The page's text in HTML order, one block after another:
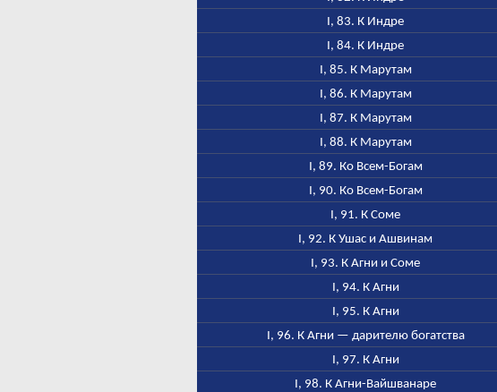
I, 83. К Индре
I, 84. К Индре
I, 85. К Марутам
I, 86. К Марутам
I, 87. К Марутам
I, 88. К Марутам
I, 89. Ко Всем-Богам
I, 90. Ко Всем-Богам
I, 91. К Соме
I, 92. К Ушас и Ашвинам
I, 93. К Агни и Соме
I, 94. К Агни
I, 95. К Агни
I, 96. К Агни — дарителю богатства
I, 97. К Агни
I, 98. К Агни-Вайшванаре